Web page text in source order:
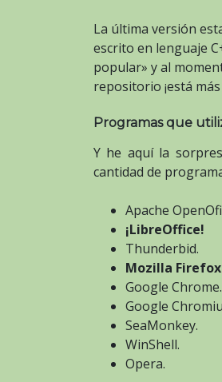
La última versión
escrito en lenguaje
popular» y al
repositorio ¡está
Programas que
Y he aquí la
cantidad de
Apache
¡LibreOffice!
Thunderbid.
Mozilla Firefox
Google Chrome.
Google
SeaMonkey.
WinShell.
Opera.